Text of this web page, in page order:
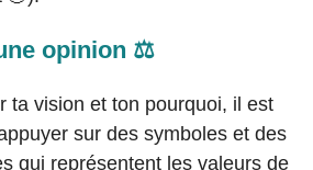
opinion ⚖️
ta vision et ton pourquoi, il est
sur des symboles et des
qui représentent les valeurs de